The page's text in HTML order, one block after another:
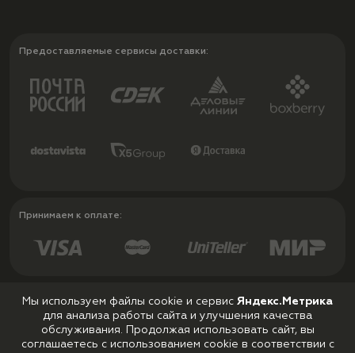
Предоставляемые сервисы доставки:
Принимаем к оплате:
Политика конфиденциальности
Пользовательское соглашение
Мы используем файлы cookie и сервис Яндекс.Метрика
для анализа работы сайта и улучшения качества
обслуживания. Продолжая использовать сайт, вы
соглашаетесь с использованием cookie в соответствии с